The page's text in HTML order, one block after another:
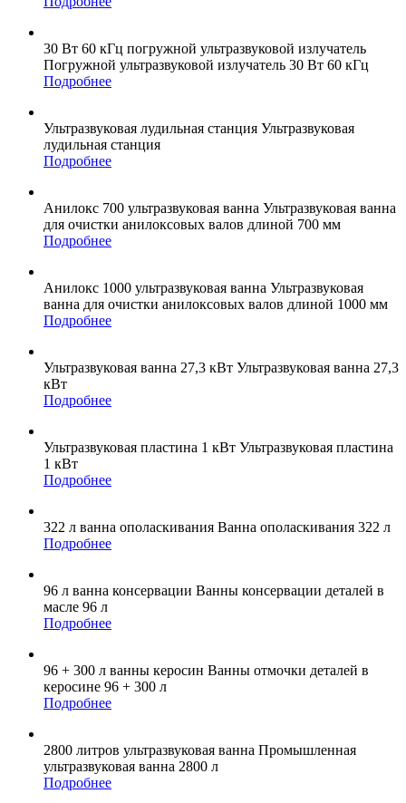
30 Вт 60 кГц погружной ультразвуковой излучатель
Погружной ультразвуковой излучатель 30 Вт 60 кГц
Подробнее
Ультразвуковая лудильная станция Ультразвуковая
лудильная станция
Подробнее
Анилокс 700 ультразвуковая ванна Ультразвуковая ванна
для очистки анилоксовых валов длиной 700 мм
Подробнее
Анилокс 1000 ультразвуковая ванна Ультразвуковая
ванна для очистки анилоксовых валов длиной 1000 мм
Подробнее
Ультразвуковая ванна 27,3 кВт Ультразвуковая ванна 27,3
кВт
Подробнее
Ультразвуковая пластина 1 кВт Ультразвуковая пластина
1 кВт
Подробнее
322 л ванна ополаскивания Ванна ополаскивания 322 л
Подробнее
96 л ванна консервации Ванны консервации деталей в
масле 96 л
Подробнее
96 + 300 л ванны керосин Ванны отмочки деталей в
керосине 96 + 300 л
Подробнее
2800 литров ультразвуковая ванна Промышленная
ультразвуковая ванна 2800 л
Подробнее